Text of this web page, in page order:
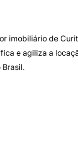
imobiliário de
e agiliza a
Brasil.